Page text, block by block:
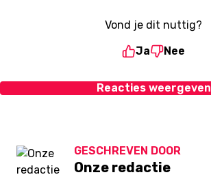
Vond je dit nuttig?
Ja
Nee
Reacties weergeven
GESCHREVEN DOOR
Onze redactie